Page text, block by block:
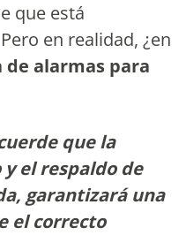
que está
en realidad, ¿en
de alarmas para
que la
el respaldo de
garantizará una
el correcto